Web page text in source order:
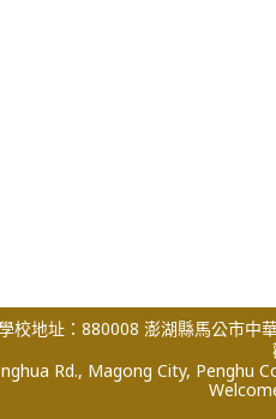
校地址：880008 澎湖縣馬公市中
Rd., Magong City, Penghu